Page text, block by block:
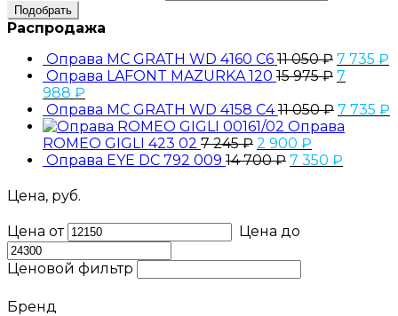
Подобрать
Распродажа
Оправа MC GRATH WD 4160 C6 11 050₽ 7 735 ₽
Оправа LAFONT MAZURKA 120 15 975₽ 7
988 ₽
Оправа MC GRATH WD 4158 C4 11 050₽ 7 735 ₽
Оправа
ROMEO GIGLI 423 02 7 245₽ 2 900 ₽
Оправа EYE DC 792 009 14 700₽ 7 350 ₽
Цена, руб.
Цена от Цена до
Ценовой фильтр
Бренд